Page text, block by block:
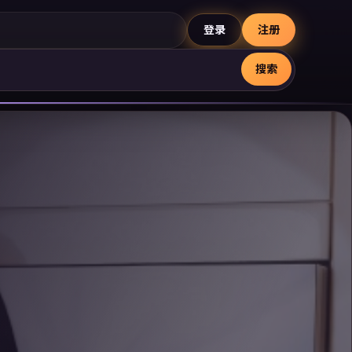
登录 注册
搜索